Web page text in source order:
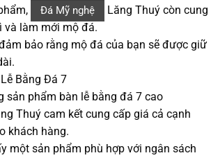
Đá Mỹ nghệ
Lăng Thuý còn cung
và làm mới mộ đá.
bảo rằng mộ đá của bạn sẽ được giữ
Bằng Đá 7
sản phẩm bàn lễ bằng đá 7 cao
Thuý cam kết cung cấp giá cả cạnh
khách hàng.
một sản phẩm phù hợp với ngân sách